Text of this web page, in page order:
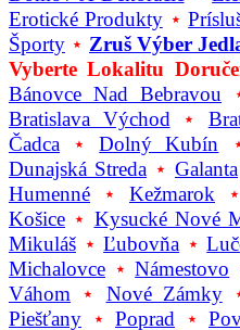
Erotické Produkty⋆
Športy ⋆ Zruš Výber
Vyberte Lokalitu
Bánovce Nad Bebravou
Bratislava Východ ⋆
Čadca ⋆Dolný Kubín
Dunajská Streda ⋆ Galanta
Humenné ⋆ Kežmarok
Košice ⋆ Kysucké Nové
Mikuláš ⋆Ľubovňa ⋆
Michalovce ⋆Námestovo
Váhom ⋆ Nové Zámky
Piešťany ⋆ Poprad ⋆